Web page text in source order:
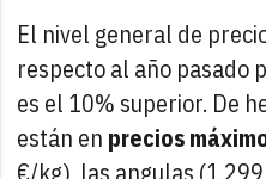
El nivel general de
respecto al año pasado
es el 10% superior. De
están en precios
€/kg), las angulas